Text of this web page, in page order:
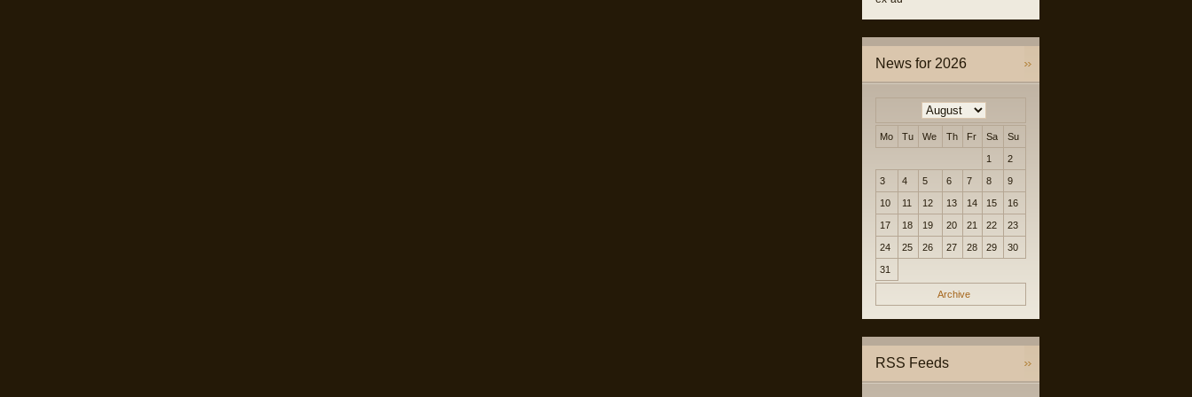
News for 2026
Mo Tu We Th Fr Sa Su
1 2
3 4 5 6 7 8 9
10 11 12 13 14 15 16
17 18 19 20 21 22 23
24 25 26 27 28 29 30
31
Archive
RSS Feeds